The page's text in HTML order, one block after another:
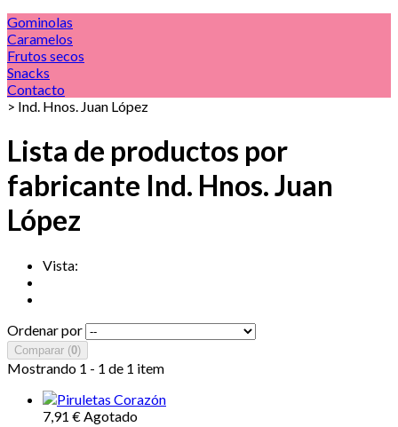
Gominolas
Caramelos
Frutos secos
Snacks
Contacto
> Ind. Hnos. Juan López
Lista de productos por
fabricante Ind. Hnos. Juan
López
Vista:
Ordenar por
Comparar (0)
Mostrando 1 - 1 de 1 item
7,91 € Agotado